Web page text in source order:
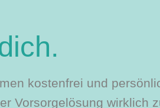
kostenfrei und
Vorsorgelösung wirklich